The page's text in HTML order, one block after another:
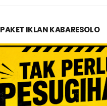
PAKET IKLAN KABARESOLO